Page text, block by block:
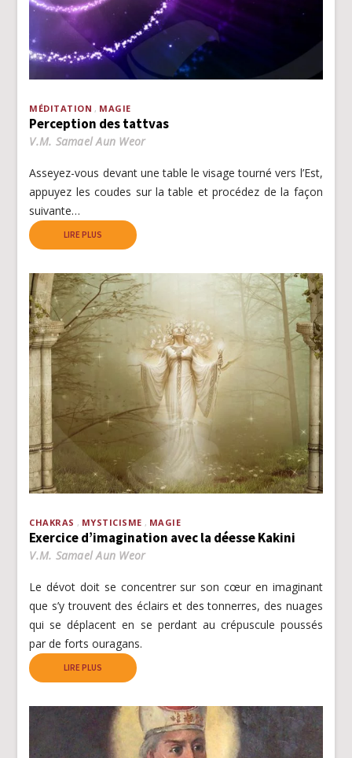
MÉDITATION MAGIE
Perception des tattvas
V.M. Samael Aun Weor
Asseyez-vous devant une table le visage tourné vers l’Est,
appuyez les coudes sur la table et procédez de la façon
suivante…
LIRE PLUS
CHAKRAS MYSTICISME MAGIE
Exercice d’imagination avec la déesse Kakini
V.M. Samael Aun Weor
Le dévot doit se concentrer sur son cœur en imaginant
que s’y trouvent des éclairs et des tonnerres, des nuages
qui se déplacent en se perdant au crépuscule poussés
par de forts ouragans.
LIRE PLUS